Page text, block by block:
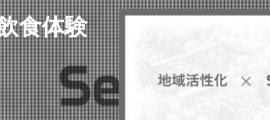
食体験